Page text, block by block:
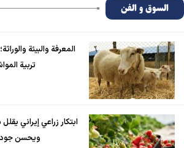
السوق و الفن
المعرفة والبيئة
تربية
ابتكار زراعي إيراني
ويحسن